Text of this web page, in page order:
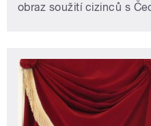
obraz soužití cizinců s